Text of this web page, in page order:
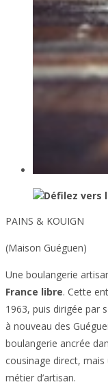
PAINS & KOUIGN
(Maison Guéguen)
Une boulangerie
France libre. Cette
1963, puis dirigée par
à nouveau des
boulangerie ancrée
cousinage direct,
métier d’artisan.